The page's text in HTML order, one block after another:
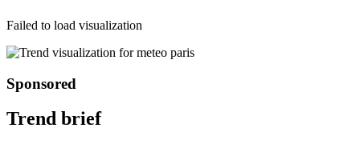
Failed to load visualization
Sponsored
Trend brief